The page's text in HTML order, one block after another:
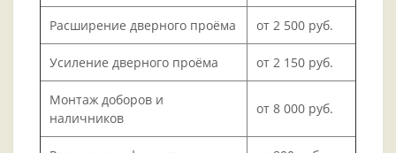
Расширение дверного проёма от 2 500 руб.
Усиление дверного проёма от 2 150 руб.
Монтаж доборов и
наличников
от 8 000 руб.